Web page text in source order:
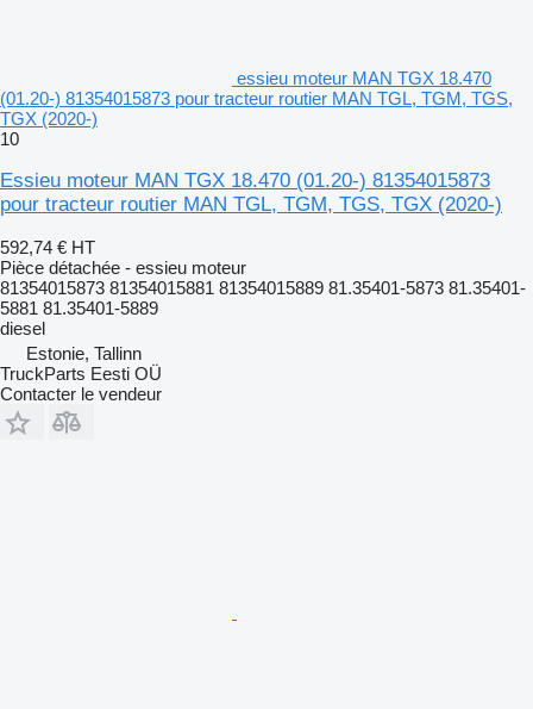
essieu moteur MAN TGX 18.470
(01.20-) 81354015873 pour tracteur routier MAN TGL, TGM, TGS,
TGX (2020-)
10
Essieu moteur MAN TGX 18.470 (01.20-) 81354015873
pour tracteur routier MAN TGL, TGM, TGS, TGX (2020-)
592,74 € HT
Pièce détachée - essieu moteur
81354015873 81354015881 81354015889 81.35401-5873 81.35401-
5881 81.35401-5889
diesel
Estonie, Tallinn
TruckParts Eesti OÜ
Contacter le vendeur